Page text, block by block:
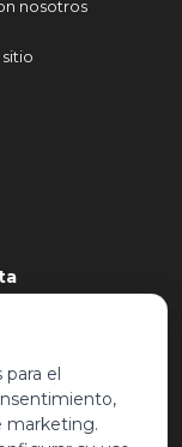
nosotros
el
marketing.